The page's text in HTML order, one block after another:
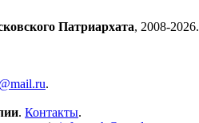
Патриархата, 2008-2026.
.
. Контакты.